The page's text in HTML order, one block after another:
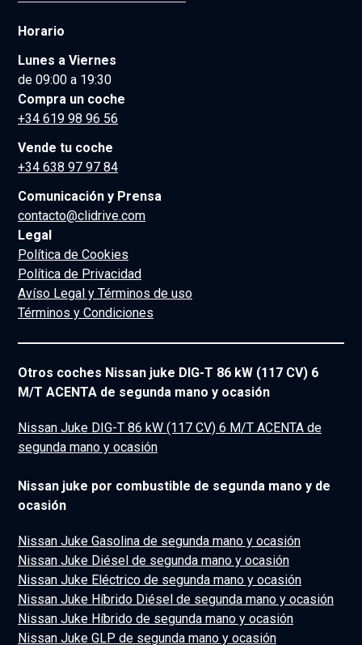
Horario
Lunes a Viernes
de 09:00 a 19:30
Compra un coche
+34 619 98 96 56
Vende tu coche
+34 638 97 97 84
Comunicación y Prensa
contacto@clidrive.com
Legal
Política de Cookies
Política de Privacidad
Avíso Legal y Términos de uso
Términos y Condiciones
Otros coches Nissan juke DIG-T 86 kW (117 CV) 6
M/T ACENTA de segunda mano y ocasión
Nissan Juke DIG-T 86 kW (117 CV) 6 M/T ACENTA de
segunda mano y ocasión
Nissan juke por combustible de segunda mano y de
ocasión
Nissan Juke Gasolina de segunda mano y ocasión
Nissan Juke Diésel de segunda mano y ocasión
Nissan Juke Eléctrico de segunda mano y ocasión
Nissan Juke Híbrido Diésel de segunda mano y ocasión
Nissan Juke Híbrido de segunda mano y ocasión
Nissan Juke GLP de segunda mano y ocasión